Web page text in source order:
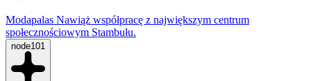
Modapalas Nawiąż współpracę z największym centrum
społecznościowym Stambułu.
node101